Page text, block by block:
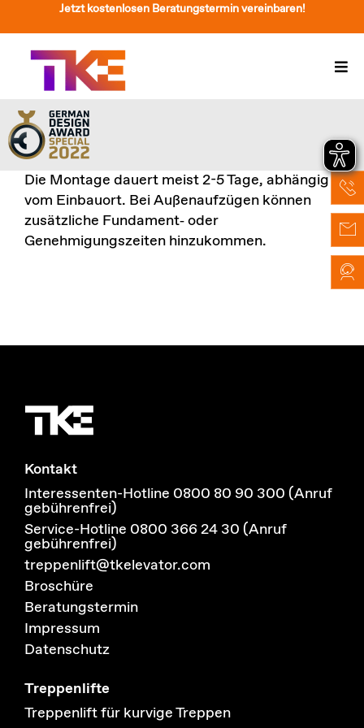
Inhalt
springen
Jetzt kostenlosen Beratungstermin vereinbaren!
Treppenlift
Preise
Service
Treppenliftberatung
Die Montage dauert meist 2-5 Tage, abhängig
vom Einbauort. Bei Außenaufzügen können
zusätzliche Fundament‑ oder
Genehmigungszeiten hinzukommen.
Kontakt
Interessenten-Hotline 0800 80 90 300 (Anruf
gebührenfrei)
Service-Hotline 0800 366 24 30 (Anruf
gebührenfrei)
treppenlift@tkelevator.com
Broschüre
Beratungstermin
Impressum
Datenschutz
Treppenlifte
Treppenlift für kurvige Treppen